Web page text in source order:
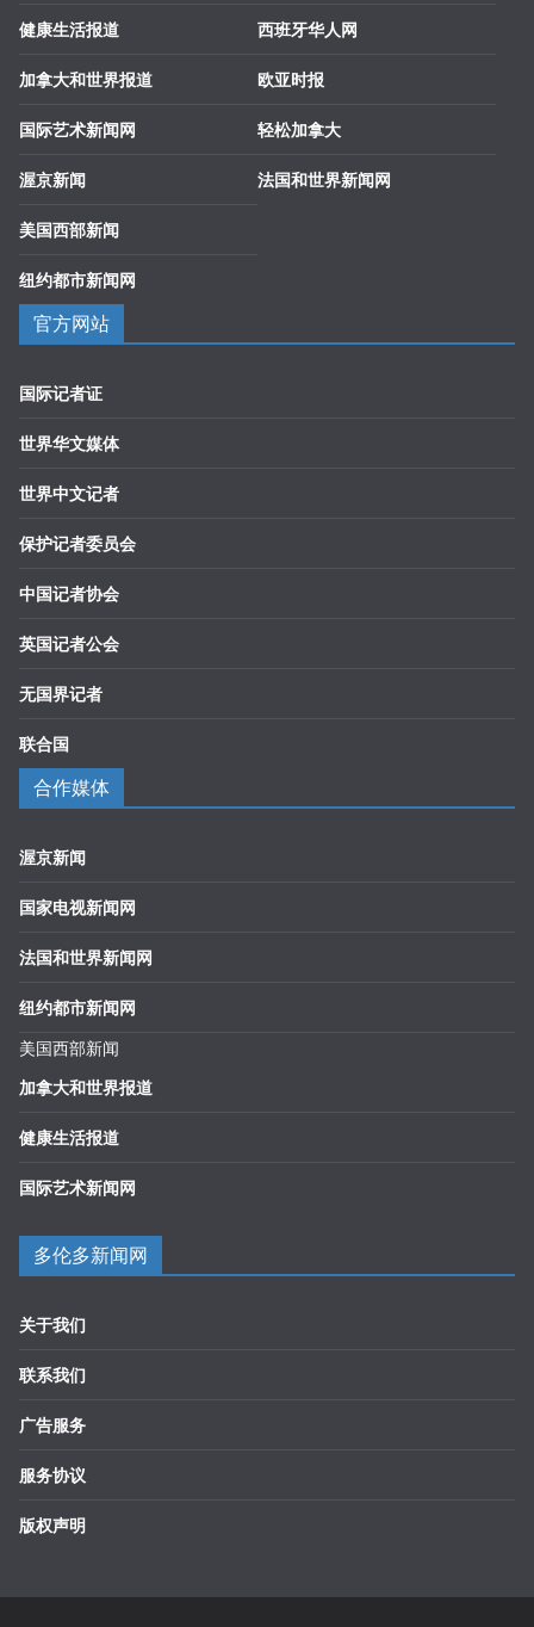
健康生活报道
加拿大和世界报道
国际艺术新闻网
渥京新闻
美国西部新闻
纽约都市新闻网
西班牙华人网
欧亚时报
轻松加拿大
法国和世界新闻网
官方网站
国际记者证
世界华文媒体
世界中文记者
保护记者委员会
中国记者协会
英国记者公会
无国界记者
联合国
合作媒体
渥京新闻
国家电视新闻网
法国和世界新闻网
纽约都市新闻网
美国西部新闻
加拿大和世界报道
健康生活报道
国际艺术新闻网
多伦多新闻网
关于我们
联系我们
广告服务
服务协议
版权声明